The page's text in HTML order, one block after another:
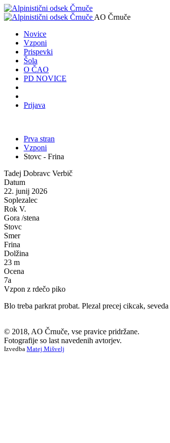
AO Črnuče
Novice
Vzponi
Prispevki
Šola
O ČAO
PD NOVICE
Prijava
Prva stran
Vzponi
Stovc - Frina
Tadej Dobravc Verbič
Datum
22. junij 2026
Soplezalec
Rok V.
Gora /stena
Stovc
Smer
Frina
Dolžina
23 m
Ocena
7a
Vzpon z rdečo piko
Blo treba parkrat probat. Plezal precej cikcak,
© 2018, AO Črnuče, vse pravice pridržane.
Fotografije so last navedenih avtorjev.
Izvedba Matej Mišvelj